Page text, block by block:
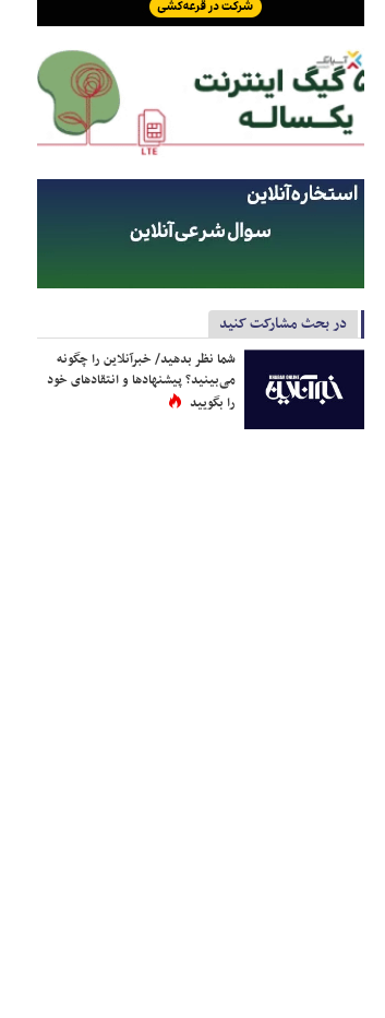
در بحث مشارکت کنید
شما نظر بدهید/ خبرآنلاین را چگونه
می‌بینید؟ پیشنهادها و انتقادهای خود
را بگویید